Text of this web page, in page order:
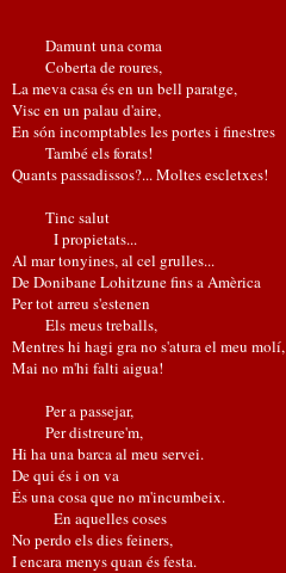
Damunt una coma
Coberta de roures,
La meva casa és en un bell paratge,
Visc en un palau d'aire,
En són incomptables les portes i finestres
També els forats!
Quants passadissos?... Moltes escletxes!
Tinc salut
I propietats...
Al mar tonyines, al cel grulles...
De Donibane Lohitzune fins a Amèrica
Per tot arreu s'estenen
Els meus treballs,
Mentres hi hagi gra no s'atura el meu molí,
Mai no m'hi falti aigua!
Per a passejar,
Per distreure'm,
Hi ha una barca al meu servei.
De qui és i on va
És una cosa que no m'incumbeix.
En aquelles coses
No perdo els dies feiners,
I encara menys quan és festa.